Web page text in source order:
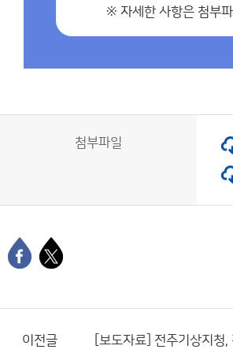
※ 자세한 사항은 첨부
첨부파일
이전글 [보도자료] 전주기상지청